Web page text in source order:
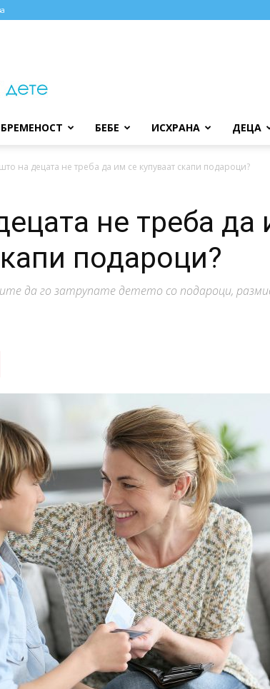
БРЕМЕНОСТ БЕБЕ ИСХРАНА ДЕЦА
на децата не треба да им се купуваат скапи подароци?
не треба да
подароци?
да го затрупате детето со подароци,